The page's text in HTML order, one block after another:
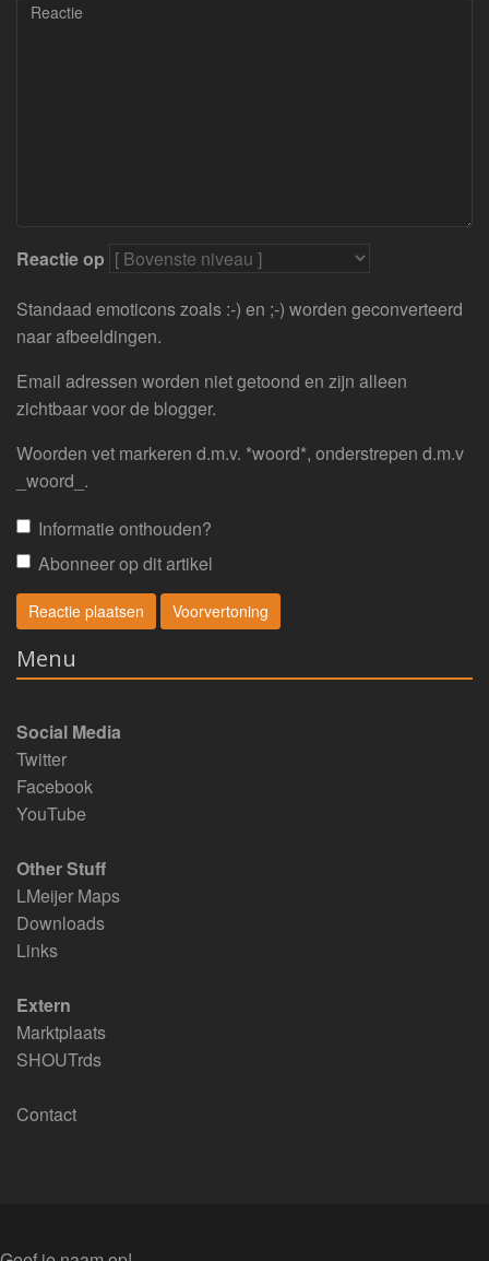
Reactie op
Standaad emoticons zoals :-) en ;-) worden geconverteerd
naar afbeeldingen.
Email adressen worden niet getoond en zijn alleen
zichtbaar voor de blogger.
Woorden vet markeren d.m.v. *woord*, onderstrepen d.m.v
_woord_.
Informatie onthouden?
Abonneer op dit artikel
Menu
Social Media
Twitter
Facebook
YouTube
Other Stuff
LMeijer Maps
Downloads
Links
Extern
Marktplaats
SHOUTrds
Contact